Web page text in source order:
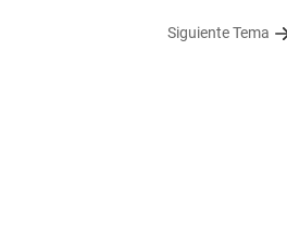
Siguiente Tema